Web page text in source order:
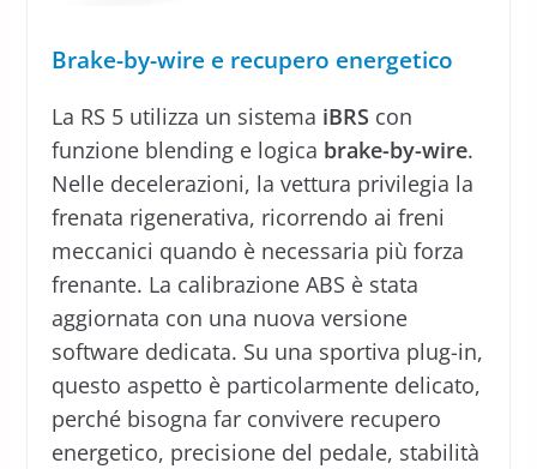
Brake-by-wire e recupero energetico
La RS 5 utilizza un sistema iBRS con
funzione blending e logica brake-by-wire.
Nelle decelerazioni, la vettura privilegia la
frenata rigenerativa, ricorrendo ai freni
meccanici quando è necessaria più forza
frenante. La calibrazione ABS è stata
aggiornata con una nuova versione
software dedicata. Su una sportiva plug-in,
questo aspetto è particolarmente delicato,
perché bisogna far convivere recupero
energetico, precisione del pedale, stabilità